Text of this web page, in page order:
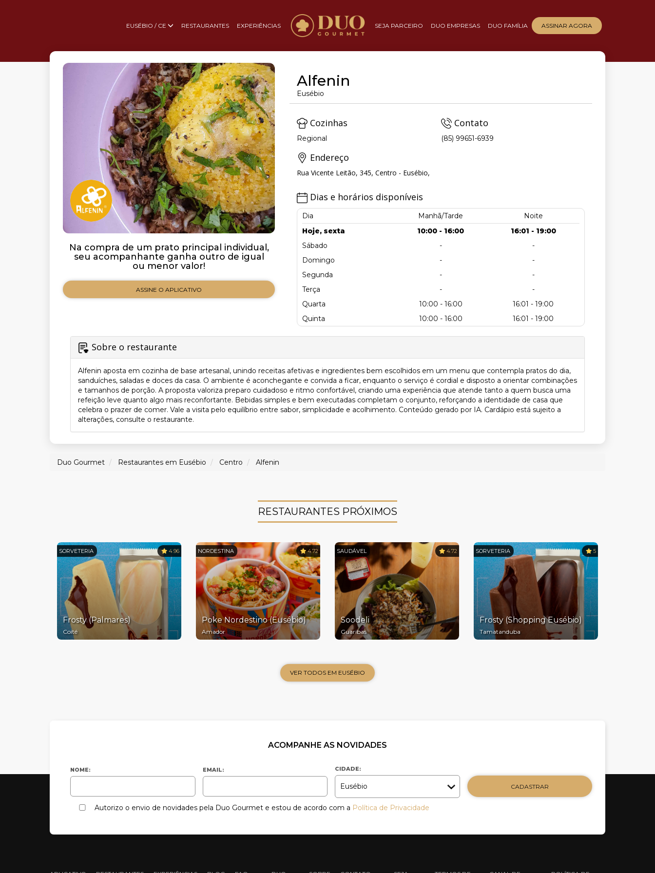
EUSÉBIO / CE RESTAURANTES EXPERIÊNCIAS SEJA PARCEIRO DUO EMPRESAS DUO FAMÍLIA ASSINAR AGORA
Na compra de um prato principal individual,
seu acompanhante ganha outro de igual
ou menor valor!
ASSINE O APLICATIVO
Alfenin
Eusébio
Cozinhas
Regional
Contato
(85) 99651-6939
Endereço
Rua Vicente Leitão, 345, Centro - Eusébio,
Dias e horários disponíveis
Dia Manhã/Tarde
Noite
Hoje, sexta
10:00 - 16:00
16:01 - 19:00
Sábado
-
-
Domingo
-
-
Segunda
-
-
Terça
-
-
Quarta
10:00 - 16:00
16:01 - 19:00
Quinta
10:00 - 16:00 16:01 - 19:00
Sobre o restaurante
Alfenin aposta em cozinha de base artesanal, unindo receitas afetivas e ingredientes bem escolhidos em um menu que contempla pratos do dia,
sanduíches, saladas e doces da casa. O ambiente é aconchegante e convida a ficar, enquanto o serviço é cordial e disposto a orientar combinações
e tamanhos de porção. A proposta valoriza preparo cuidadoso e ritmo confortável, criando uma experiência que atende tanto a quem busca uma
refeição leve quanto algo mais reconfortante. Bebidas simples e bem executadas completam o conjunto, reforçando a identidade de casa que
celebra o prazer de comer. Vale a visita pelo equilíbrio entre sabor, simplicidade e acolhimento. Conteúdo gerado por IA. Cardápio está sujeito a
alterações, consulte o restaurante.
Duo Gourmet Restaurantes em Eusébio Centro Alfenin
RESTAURANTES PRÓXIMOS
SORVETERIA 4.96
Frosty (Palmares)
Coité
NORDESTINA 4.72
Poke Nordestino (Eusébio)
Amador
SAUDÁVEL 4.72
Soodeli
Guaribas
SORVETERIA 5
Frosty (Shopping Eusébio)
Tamatanduba
VER TODOS EM EUSÉBIO
ACOMPANHE AS NOVIDADES
NOME: EMAIL: CIDADE:
CADASTRAR
Autorizo o envio de novidades pela Duo Gourmet e estou de acordo com a Política de Privacidade